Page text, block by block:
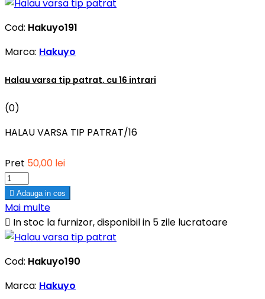
Cod: Hakuyo191
Marca: Hakuyo
Halau varsa tip patrat, cu 16 intrari
(0)
HALAU VARSA TIP PATRAT/16
Pret 50,00 lei
 Adauga in cos
Mai multe
 In stoc la furnizor, disponibil in 5 zile lucratoare
Cod: Hakuyo190
Marca: Hakuyo